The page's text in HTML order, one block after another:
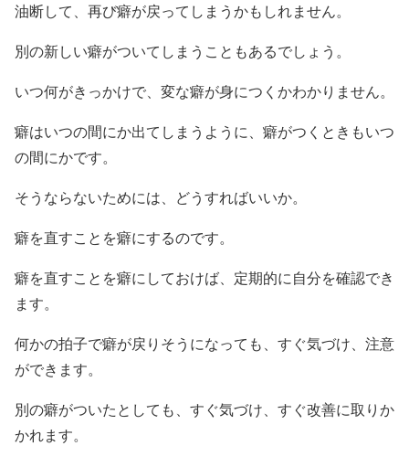
油断して、再び癖が戻ってしまうかもしれません。
別の新しい癖がついてしまうこともあるでしょう。
いつ何がきっかけで、変な癖が身につくかわかりません。
癖はいつの間にか出てしまうように、癖がつくときもいつ
の間にかです。
そうならないためには、どうすればいいか。
癖を直すことを癖にするのです。
癖を直すことを癖にしておけば、定期的に自分を確認でき
ます。
何かの拍子で癖が戻りそうになっても、すぐ気づけ、注意
ができます。
別の癖がついたとしても、すぐ気づけ、すぐ改善に取りか
かれます。